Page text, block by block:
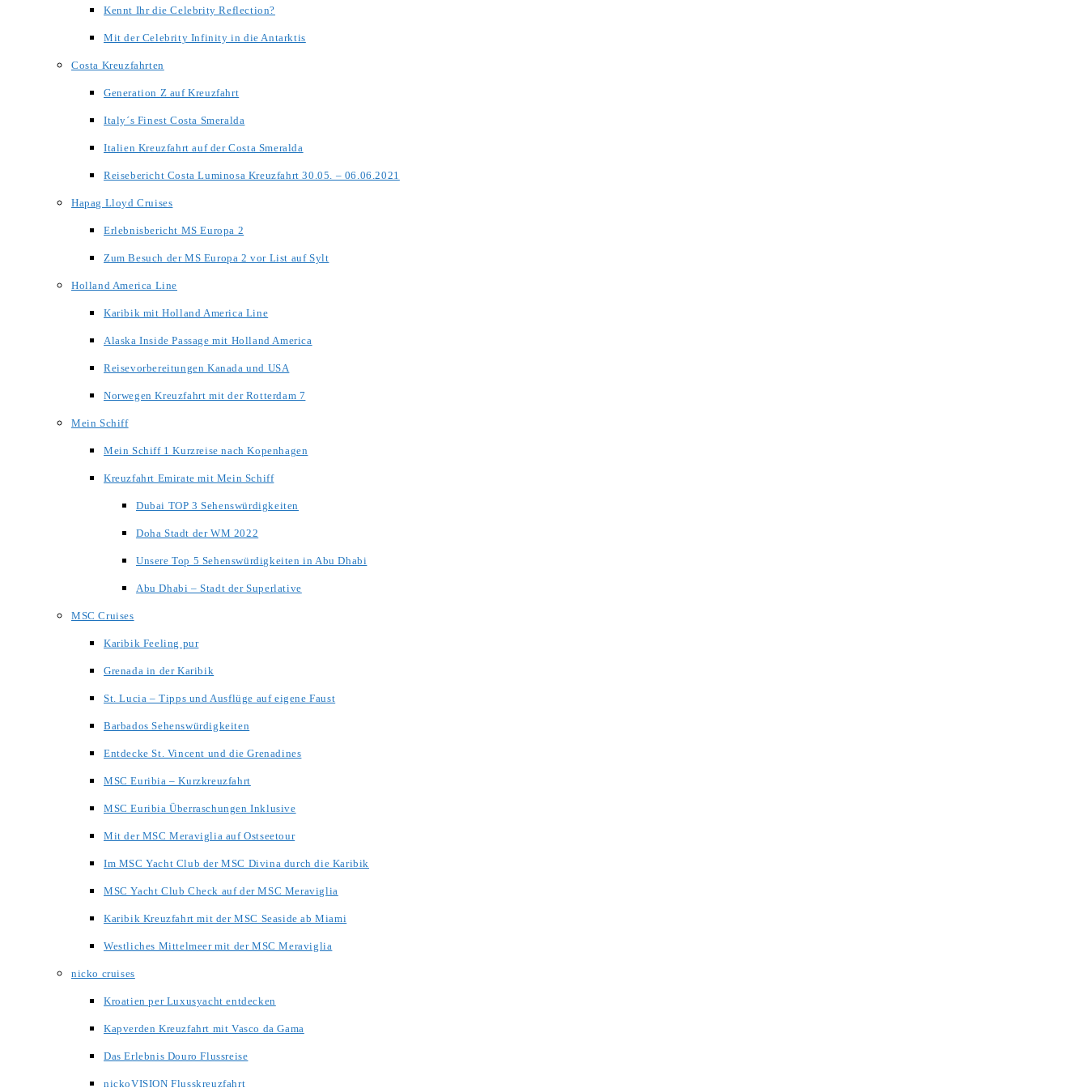
Kennt Ihr die Celebrity Reflection?
Mit der Celebrity Infinity in die Antarktis
Costa Kreuzfahrten
Generation Z auf Kreuzfahrt
Italy´s Finest Costa Smeralda
Italien Kreuzfahrt auf der Costa Smeralda
Reisebericht Costa Luminosa Kreuzfahrt 30.05. – 06.06.2021
Hapag Lloyd Cruises
Erlebnisbericht MS Europa 2
Zum Besuch der MS Europa 2 vor List auf Sylt
Holland America Line
Karibik mit Holland America Line
Alaska Inside Passage mit Holland America
Reisevorbereitungen Kanada und USA
Norwegen Kreuzfahrt mit der Rotterdam 7
Mein Schiff
Mein Schiff 1 Kurzreise nach Kopenhagen
Kreuzfahrt Emirate mit Mein Schiff
Dubai TOP 3 Sehenswürdigkeiten
Doha Stadt der WM 2022
Unsere Top 5 Sehenswürdigkeiten in Abu Dhabi
Abu Dhabi – Stadt der Superlative
MSC Cruises
Karibik Feeling pur
Grenada in der Karibik
St. Lucia – Tipps und Ausflüge auf eigene Faust
Barbados Sehenswürdigkeiten
Entdecke St. Vincent und die Grenadines
MSC Euribia – Kurzkreuzfahrt
MSC Euribia Überraschungen Inklusive
Mit der MSC Meraviglia auf Ostseetour
Im MSC Yacht Club der MSC Divina durch die Karibik
MSC Yacht Club Check auf der MSC Meraviglia
Karibik Kreuzfahrt mit der MSC Seaside ab Miami
Westliches Mittelmeer mit der MSC Meraviglia
nicko cruises
Kroatien per Luxusyacht entdecken
Kapverden Kreuzfahrt mit Vasco da Gama
Das Erlebnis Douro Flussreise
nickoVISION Flusskreuzfahrt